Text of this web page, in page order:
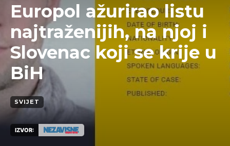
Europol ažurirao listu
najtraženijih, na njoj i
Slovenac koji se krije u
BiH
SVIJET
IZVOR: